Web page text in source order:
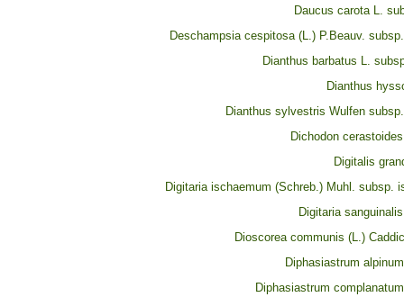
Daucus carota L.
Deschampsia cespitosa (L.) P.Beauv.
Dianthus barbatus L.
Dianthus
Dianthus sylvestris Wulfen
Dichodon
Digitalis
Digitaria ischaemum (Schreb.) Muhl. subsp.
Digitaria
Dioscorea communis (L.)
Diphasiastrum
Diphasiastrum